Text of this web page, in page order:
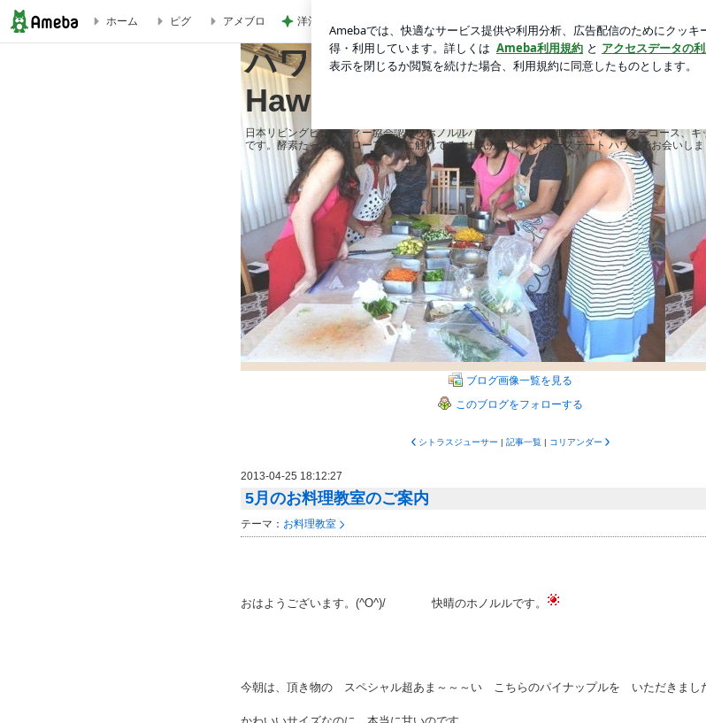
5月のお料理教室のご案内 | ハワイのローフードお料理教室 Raw Food Hawaii 酵素たっぷり
ホーム ピグ アメブロ 洋酒が香る大人が納得のティラミス
ハワイのローフードお料理教
Hawaii 酵素たっぷり
日本リビングビューティー協会認定校ホノルルハワイ校ですお料理教室、マイスターコース、
です。酵素たっぷりのローフードに触れてみませんか！レインボーステート ハワイでお会いしま
ブログ画像一覧を見る
このブログをフォローする
シトラスジューサー | 記事一覧 | コリアンダー
2013-04-25 18:12:27
5月のお料理教室のご案内
テーマ： お料理教室
おはようございます。(^O^)/ 快晴のホノルルです。
今朝は、頂き物の スペシャル超あま～～～い こちらのパイナップルを いただきまし